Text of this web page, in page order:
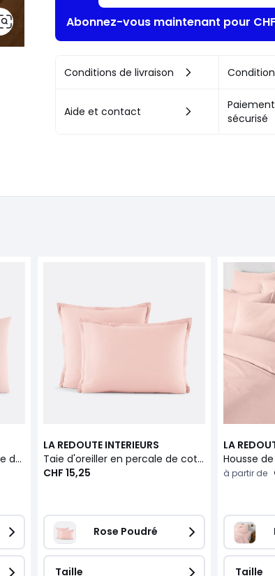
Abonnez-vous maintenant pour
Conditions de livraison
Aide et contact
sécurisé
Taie d'oreiller unie en percale de coton, 80 fils, Scenario
LA REDOUTE INTERIEURS
Taie d'oreiller en percale de coton, 80 fils, Scenario
CHF 15,25
Rose Poudré
Taille
LA
à partir de
Taille